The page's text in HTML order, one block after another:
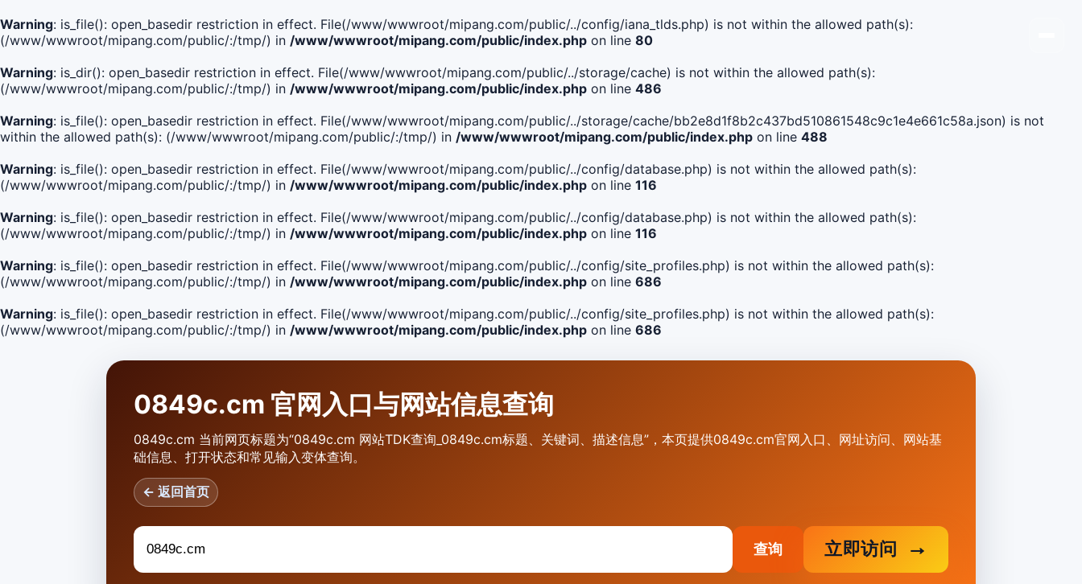
Warning: is_file(): open_basedir restriction in effect. File(/www/wwwroot/mipang.com/public/../config/iana_tlds.php) is not within the allowed path(s):
(/www/wwwroot/mipang.com/public/:/tmp/) in /www/wwwroot/mipang.com/public/index.php on line 80
Warning: is_dir(): open_basedir restriction in effect. File(/www/wwwroot/mipang.com/public/../storage/cache) is not within the allowed path(s):
(/www/wwwroot/mipang.com/public/:/tmp/) in /www/wwwroot/mipang.com/public/index.php on line 486
Warning: is_file(): open_basedir restriction in effect. File(/www/wwwroot/mipang.com/public/../storage/cache/bb2e8d1f8b2c437bd510861548c9c1e4e661c58a.json) is not
within the allowed path(s): (/www/wwwroot/mipang.com/public/:/tmp/) in /www/wwwroot/mipang.com/public/index.php on line 488
Warning: is_file(): open_basedir restriction in effect. File(/www/wwwroot/mipang.com/public/../config/database.php) is not within the allowed path(s):
(/www/wwwroot/mipang.com/public/:/tmp/) in /www/wwwroot/mipang.com/public/index.php on line 116
Warning: is_file(): open_basedir restriction in effect. File(/www/wwwroot/mipang.com/public/../config/database.php) is not within the allowed path(s):
(/www/wwwroot/mipang.com/public/:/tmp/) in /www/wwwroot/mipang.com/public/index.php on line 116
Warning: is_file(): open_basedir restriction in effect. File(/www/wwwroot/mipang.com/public/../config/site_profiles.php) is not within the allowed path(s):
(/www/wwwroot/mipang.com/public/:/tmp/) in /www/wwwroot/mipang.com/public/index.php on line 686
Warning: is_file(): open_basedir restriction in effect. File(/www/wwwroot/mipang.com/public/../config/site_profiles.php) is not within the allowed path(s):
(/www/wwwroot/mipang.com/public/:/tmp/) in /www/wwwroot/mipang.com/public/index.php on line 686
0849c.cm 官网入口与网站信息查询
0849c.cm 当前网页标题为“0849c.cm 网站TDK查询_0849c.cm标题、关键词、描述信息”，本页提供0849c.cm官网入口、网址访问、网站基
础信息、打开状态和常见输入变体查询。
← 返回首页
查询 立即访问